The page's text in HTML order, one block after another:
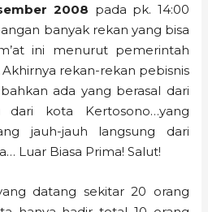
2008 pada pk. 14:00
banyak rekan yang bisa
ini menurut pemerintah
rekan-rekan pebisnis
ada yang berasal dari
dari kota Kertosono…yang
jauh-jauh langsung dari
Luar Biasa Prima! Salut!
datang sekitar 20 orang